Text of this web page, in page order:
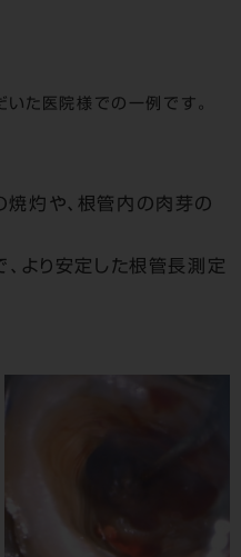
た医院様での一例です。
灼や、根管内の肉芽の
、より安定した根管長測定